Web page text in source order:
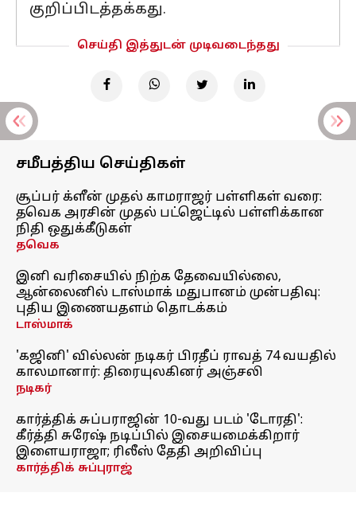
குறிப்பிடத்தக்கது.
செய்தி இத்துடன் முடிவடைந்தது
சமீபத்திய செய்திகள்
சூப்பர் க்ளீன் முதல் காமராஜர் பள்ளிகள் வரை:
தவெக அரசின் முதல் பட்ஜெட்டில் பள்ளிக்கான
நிதி ஒதுக்கீடுகள்
தவெக
இனி வரிசையில் நிற்க தேவையில்லை,
ஆன்லைனில் டாஸ்மாக் மதுபானம் முன்பதிவு:
புதிய இணையதளம் தொடக்கம்
டாஸ்மாக்
'கஜினி' வில்லன் நடிகர் பிரதீப் ராவத் 74 வயதில்
காலமானார்: திரையுலகினர் அஞ்சலி
நடிகர்
கார்த்திக் சுப்பராஜின் 10-வது படம் 'டோரதி':
கீர்த்தி சுரேஷ் நடிப்பில் இசையமைக்கிறார்
இளையராஜா; ரிலீஸ் தேதி அறிவிப்பு
கார்த்திக் சுப்புராஜ்